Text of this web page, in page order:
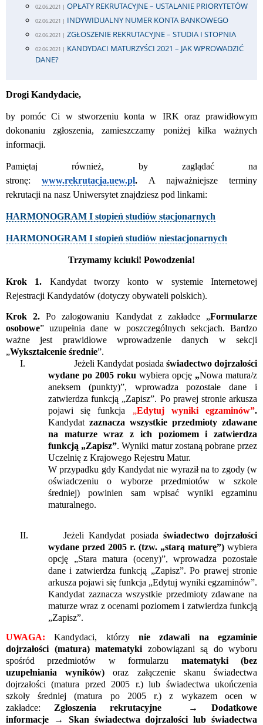
02.06.2021 | OPŁATY REKRUTACYJNE – USTALANIE PRIORYTETÓW
02.06.2021 | INDYWIDUALNY NUMER KONTA BANKOWEGO
02.06.2021 | ZGŁOSZENIE REKRUTACYJNE – STUDIA I STOPNIA
02.06.2021 | KANDYDACI MATURZYŚCI 2021 – JAK WPROWADZIĆ
DANE?
Drogi Kandydacie,
by pomóc Ci w stworzeniu konta w IRK oraz prawidłowym
dokonaniu zgłoszenia, zamieszczamy poniżej kilka ważnych
informacji.
Pamiętaj również, by zaglądać na
stronę: www.rekrutacja.uew.pl. A najważniejsze terminy
rekrutacji na nasz Uniwersytet znajdziesz pod linkami:
HARMONOGRAM I stopień studiów stacjonarnych
HARMONOGRAM I stopień studiów niestacjonarnych
Trzymamy kciuki! Powodzenia!
Krok 1. Kandydat tworzy konto w systemie Internetowej
Rejestracji Kandydatów (dotyczy obywateli polskich).
Krok 2. Po zalogowaniu Kandydat z zakładce „Formularze
osobowe” uzupełnia dane w poszczególnych sekcjach. Bardzo
ważne jest prawidłowe wprowadzenie danych w sekcji
„Wykształcenie średnie”.
I.
Jeżeli Kandydat posiada świadectwo dojrzałości
wydane po 2005 roku wybiera opcję „Nowa matura/z
aneksem (punkty)”, wprowadza pozostałe dane i
zatwierdza funkcją „Zapisz”. Po prawej stronie arkusza
pojawi się funkcja „Edytuj wyniki egzaminów”.
Kandydat zaznacza wszystkie przedmioty zdawane
na maturze wraz z ich poziomem i zatwierdza
funkcją „Zapisz”. Wyniki matur zostaną pobrane przez
Uczelnię z Krajowego Rejestru Matur.
W przypadku gdy Kandydat nie wyraził na to zgody (w
oświadczeniu o wyborze przedmiotów w szkole
średniej) powinien sam wpisać wyniki egzaminu
maturalnego.
II. Jeżeli Kandydat posiadaświadectwo dojrzałości
wydane przed 2005 r. (tzw. „starą maturę”) wybiera
opcję „Stara matura (oceny)”, wprowadza pozostałe
dane i zatwierdza funkcją „Zapisz”. Po prawej stronie
arkusza pojawi się funkcja „Edytuj wyniki egzaminów”.
Kandydat zaznacza wszystkie przedmioty zdawane na
maturze wraz z ocenami poziomem i zatwierdza funkcją
„Zapisz”.
UWAGA:
Kandydaci, którzynie zdawali na egzaminie
dojrzałości (matura) matematyki zobowiązani są do wyboru
spośród przedmiotów w formularzu matematyki (bez
uzupełniania wyników) oraz załączenie skanu świadectwa
dojrzałości (matura przed 2005 r.) lub świadectwa ukończenia
szkoły średniej (matura po 2005 r.) z wykazem ocen w
zakładce: Zgłoszenia rekrutacyjne → Dodatkowe
informacje
→ Skan świadectwa dojrzałości lub świadectwa